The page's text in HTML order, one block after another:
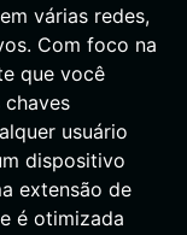
várias redes,
Com foco na
que você
usuário
dispositivo
extensão de
é otimizada